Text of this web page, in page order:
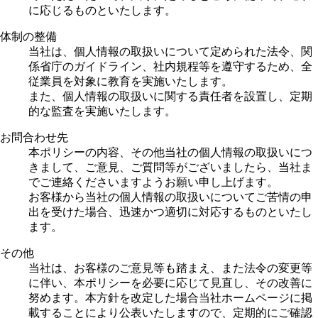
に応じるものといたします。
体制の整備
当社は、個人情報の取扱いについて定められた法令、関
係省庁のガイドライン、社内規程等を遵守するため、全
従業員を対象に教育を実施いたします。
また、個人情報の取扱いに関する責任者を設置し、定期
的な監査を実施いたします。
お問合わせ先
本ポリシーの内容、その他当社の個人情報の取扱いにつ
きまして、ご意見、ご質問等がございましたら、当社ま
でご連絡くださいますようお願い申し上げます。
お客様から当社の個人情報の取扱いについてご苦情の申
出を受けた場合、迅速かつ適切に対応するものといたし
ます。
その他
当社は、お客様のご意見等も踏まえ、また法令の変更等
に伴い、本ポリシーを必要に応じて見直し、その改善に
努めます。本方針を改定した場合当社ホームページに掲
載することにより公表いたしますので、定期的にご確認